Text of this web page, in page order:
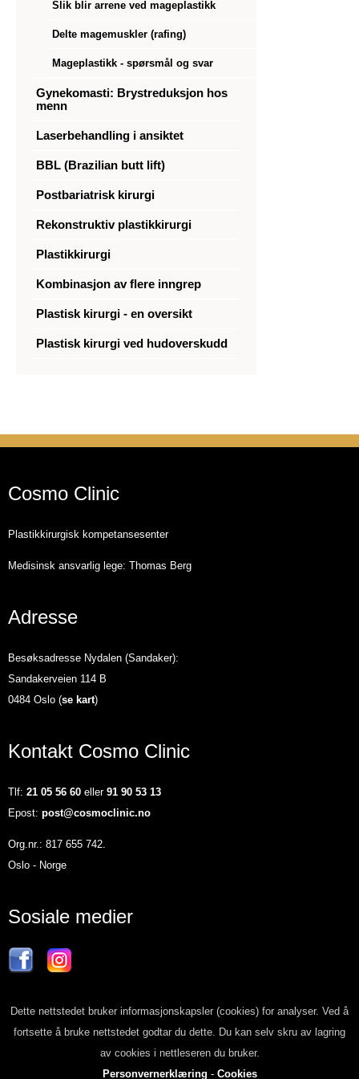
Slik blir arrene ved mageplastikk
Delte magemuskler (rafing)
Mageplastikk - spørsmål og svar
Gynekomasti: Brystreduksjon hos
menn
Laserbehandling i ansiktet
BBL (Brazilian butt lift)
Postbariatrisk kirurgi
Rekonstruktiv plastikkirurgi
Plastikkirurgi
Kombinasjon av flere inngrep
Plastisk kirurgi - en oversikt
Plastisk kirurgi ved hudoverskudd
Cosmo Clinic
Plastikkirurgisk kompetansesenter
Medisinsk ansvarlig lege: Thomas Berg
Adresse
Besøksadresse Nydalen (Sandaker):
Sandakerveien 114 B
0484 Oslo (se kart)
Kontakt Cosmo Clinic
Tlf: 21 05 56 60 eller 91 90 53 13
Epost: post@cosmoclinic.no
Org.nr.: 817 655 742.
Oslo - Norge
Sosiale medier
Dette nettstedet bruker informasjonskapsler (cookies) for analyser. Ved å
fortsette å bruke nettstedet godtar du dette. Du kan selv skru av lagring
av cookies i nettleseren du bruker.
Personvernerklæring - Cookies